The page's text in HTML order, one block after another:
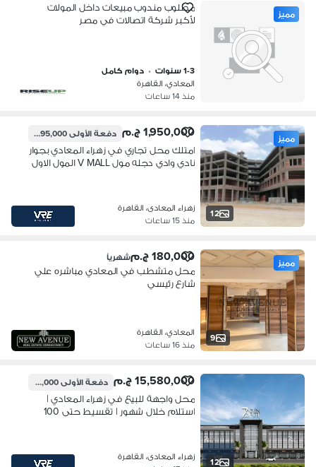
مميز
مطلوب مندوب مبيعات داخل المولات
لأكبر شركة اتصالات في مصر
1-3 سنوات • دوام كامل
المعادي، القاهرة
منذ 14 ساعات
12
مميز 1,950,000 ج.م دفعة الأولى195,000 ج.م
امتلك محل تجاري في زهراء المعادي بجوار
نادي وادي دجله مول V MALL المول الاول
زهراء المعادى، القاهرة
منذ 15 ساعات
9
مميز 180,000 ج.م شهرياً
محل متشطب في المعادي مباشره علي
شارع رئيسي
المعادي، القاهرة
منذ 16 ساعات
12
15,580,000 ج.م دفعة الأولى1,558,000 ج.م
محل واجهة للبيع في زهراء المعادي |
استلام خلال شهور | تقسيط حتى 100
زهراء المعادى، القاهرة